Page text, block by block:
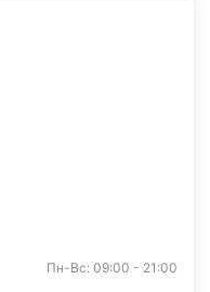
Пн-Вс: 09:00 - 21:00